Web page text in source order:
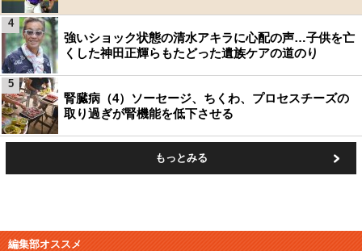
強いショック状態の清水アキラに心配の声…子供を亡
くした神田正輝らもたどった遺族ケアの道のり
4
腎臓病（4）ソーセージ、ちくわ、プロセスチーズの
取り過ぎが腎機能を低下させる
5
もっとみる
編集部オススメ